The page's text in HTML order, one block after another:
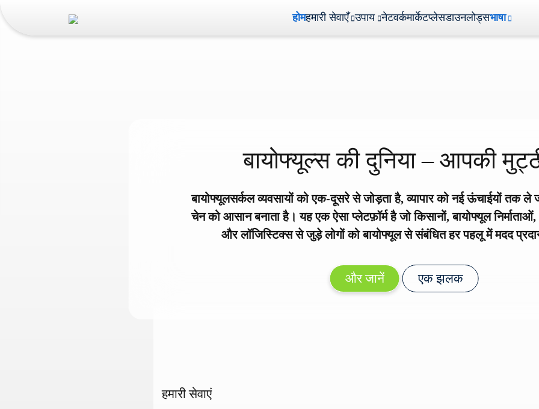
होमहमारी सेवाएँ उपाय नेटवर्कमार्केटप्लेसडाउनलोड्सभाषा
बायोफ्यूल्स की दुनिया – आपकी
बायोफ्यूलसर्कल व्यवसायों को एक-दूसरे से जोड़ता है, व्यापार को नई ऊंचाईयों तक ले
चेन को आसान बनाता है। यह एक ऐसा प्लेटफ़ॉर्म है जो किसानों, बायोफ्यूल निर्माताओं,
और लॉजिस्टिक्स से जुड़े लोगों को बायोफ्यूल से संबंधित हर पहलू में मदद
और जानें एक झलक
हमारी सेवाएं